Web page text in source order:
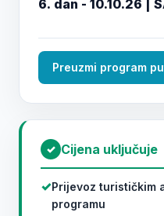
6. dan - 10.10.26 |
Preuzmi program
✓ Cijena uključuje
Prijevoz turističkim
programu